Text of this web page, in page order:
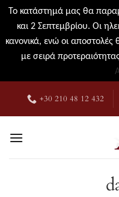
Το κατάστημά μας θα
και 2 Σεπτεμβρίου. Οι
κανονικά, ενώ οι
με σειρά
περιεχόμενο
+30 210 48 12 432